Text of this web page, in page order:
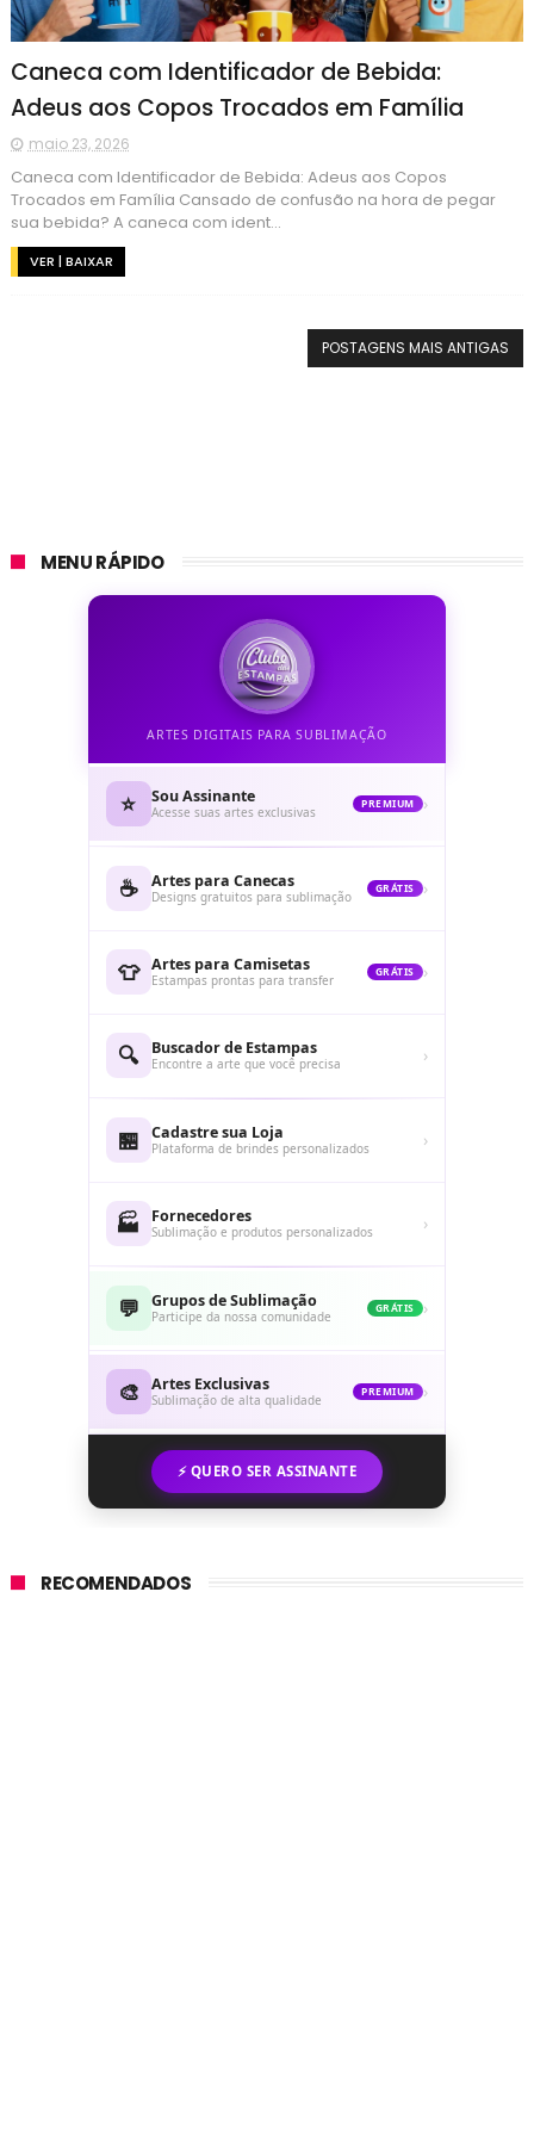
Caneca com Identificador de Bebida:
Adeus aos Copos Trocados em Família
maio 23, 2026
Caneca com Identificador de Bebida: Adeus aos Copos
Trocados em Família Cansado de confusão na hora de pegar
sua bebida? A caneca com ident...
VER | BAIXAR
POSTAGENS MAIS ANTIGAS
MENU RÁPIDO
ARTES DIGITAIS PARA SUBLIMAÇÃO
⭐ Sou Assinante
Acesse suas artes exclusivas
PREMIUM ›
☕ Artes para Canecas
Designs gratuitos para sublimação
GRÁTIS ›
👕 Artes para Camisetas
Estampas prontas para transfer
GRÁTIS ›
🔍 Buscador de Estampas
Encontre a arte que você precisa ›
🏪 Cadastre sua Loja
Plataforma de brindes personalizados ›
🏭 Fornecedores
Sublimação e produtos personalizados ›
💬 Grupos de Sublimação
Participe da nossa comunidade
GRÁTIS ›
🎨 Artes Exclusivas
Sublimação de alta qualidade
PREMIUM ›
⚡ QUERO SER ASSINANTE
RECOMENDADOS